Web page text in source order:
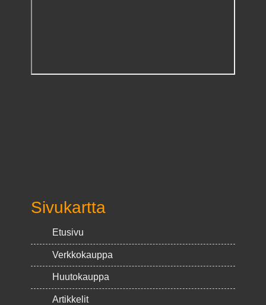
Sivukartta
Etusivu
Verkkokauppa
Huutokauppa
Artikkelit